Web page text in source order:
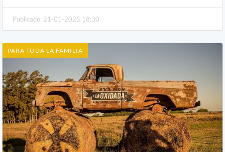
Publicado: 21-01-2025 18:30
PARA TODA LA FAMILIA